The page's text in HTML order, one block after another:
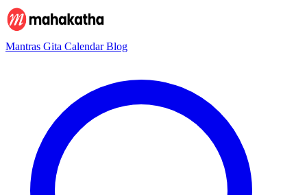
Mantras Gita CalendarBlog